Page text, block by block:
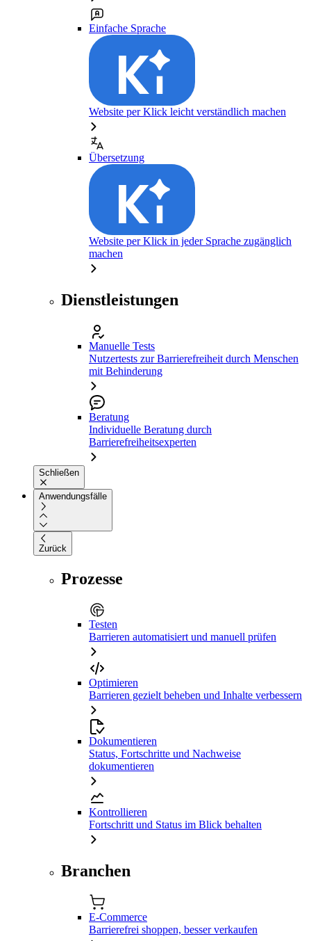
Einfache Sprache
Website per Klick leicht verständlich machen
Übersetzung
Website per Klick in jeder Sprache zugänglich
machen
Dienstleistungen
Manuelle Tests
Nutzertests zur Barrierefreiheit durch Menschen
mit Behinderung
Beratung
Individuelle Beratung durch
Barrierefreiheitsexperten
Schließen
Anwendungsfälle
Zurück
Prozesse
Testen
Barrieren automatisiert und manuell prüfen
Optimieren
Barrieren gezielt beheben und Inhalte verbessern
Dokumentieren
Status, Fortschritte und Nachweise
dokumentieren
Kontrollieren
Fortschritt und Status im Blick behalten
Branchen
E-Commerce
Barrierefrei shoppen, besser verkaufen